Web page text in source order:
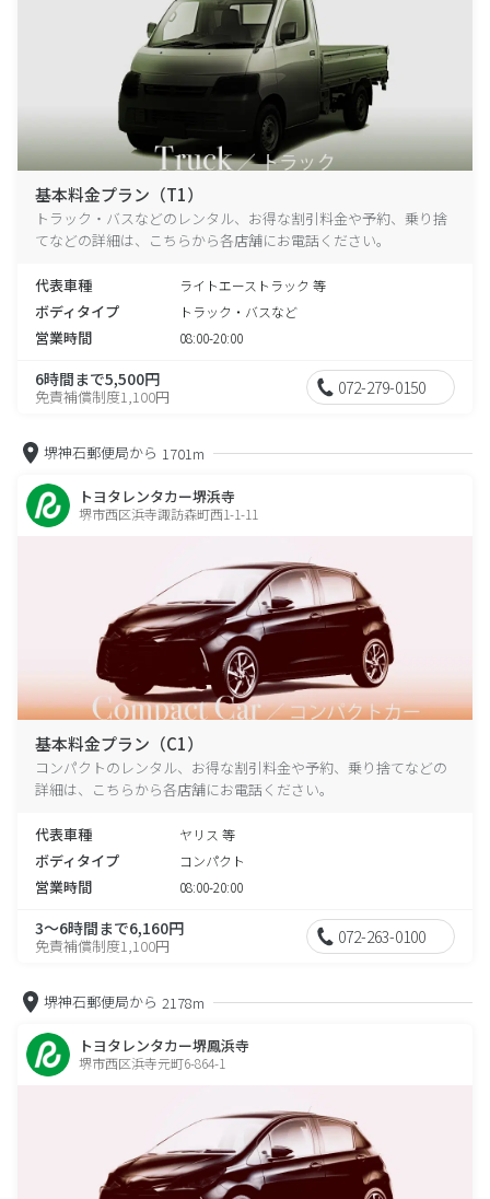
基本料金プラン（T1）
トラック・バスなどのレンタル、お得な割引料金や予約、乗り捨
てなどの詳細は、こちらから各店舗にお電話ください。
代表車種 ライトエーストラック 等
ボディタイプ トラック・バスなど
営業時間 08:00-20:00
6時間まで5,500円
免責補償制度1,100円 072-279-0150
堺神石郵便局から 1701m
トヨタレンタカー堺浜寺
堺市西区浜寺諏訪森町西1-1-11
基本料金プラン（C1）
コンパクトのレンタル、お得な割引料金や予約、乗り捨てなどの
詳細は、こちらから各店舗にお電話ください。
代表車種 ヤリス 等
ボディタイプ コンパクト
営業時間 08:00-20:00
3～6時間まで6,160円
免責補償制度1,100円 072-263-0100
堺神石郵便局から 2178m
トヨタレンタカー堺鳳浜寺
堺市西区浜寺元町6-864-1